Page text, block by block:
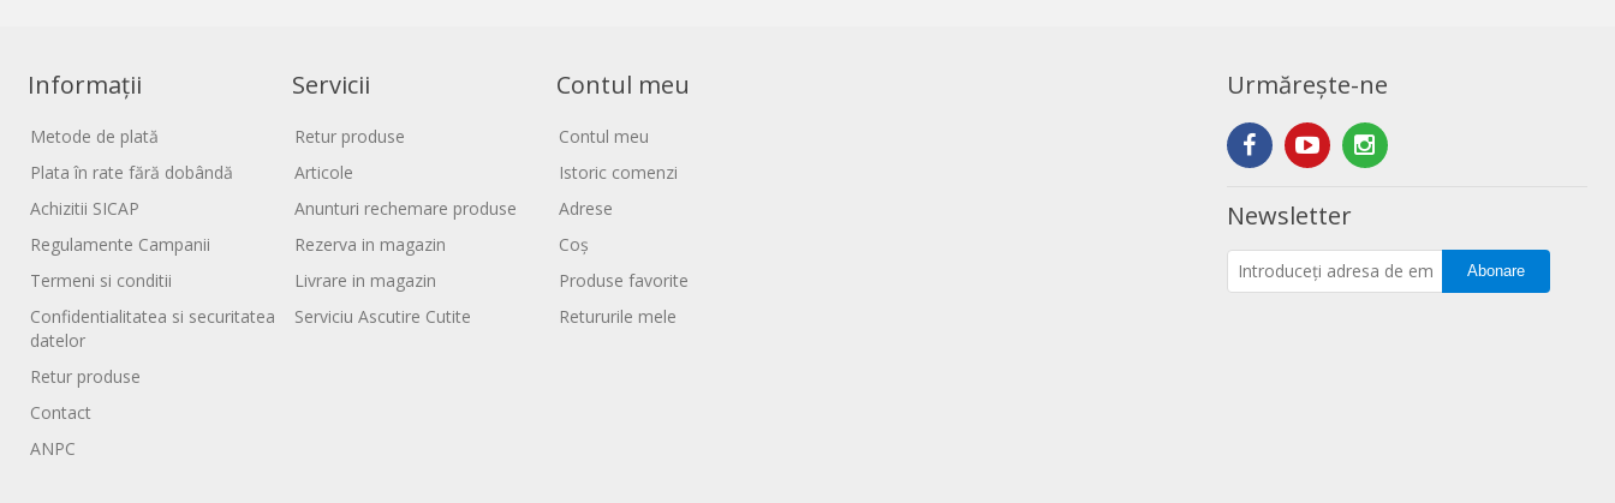
Informații
Metode de plată
Plata în rate fără dobândă
Achizitii SICAP
Regulamente Campanii
Termeni si conditii
Confidentialitatea si securitatea
datelor
Retur produse
Contact
ANPC
Servicii
Retur produse
Articole
Anunturi rechemare produse
Rezerva in magazin
Livrare in magazin
Serviciu Ascutire Cutite
Contul meu
Contul meu
Istoric comenzi
Adrese
Coș
Produse favorite
Retururile mele
Urmărește-ne
Newsletter
Abonare